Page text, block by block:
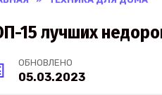
15 лучших
ОБНОВЛЕНО
05.03.2023